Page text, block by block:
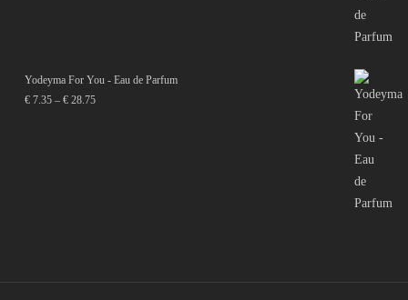
Yodeyma For You - Eau de Parfum
€7.35 – €28.75Price